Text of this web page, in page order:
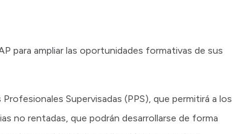
para ampliar las oportunidades formativas de sus
Supervisadas (PPS), que permitirá a los
no rentadas, que podrán desarrollarse de forma